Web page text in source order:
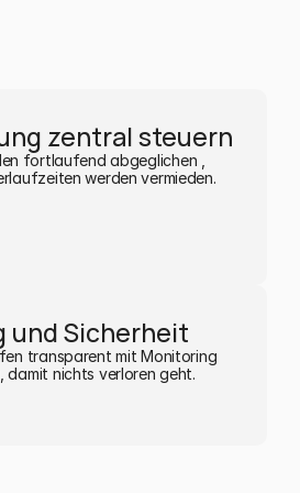
zentral steuern
fortlaufend abgeglichen ,
werden vermieden.
und Sicherheit
transparent mit Monitoring
damit nichts verloren geht.